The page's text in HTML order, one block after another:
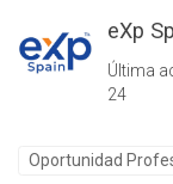
eXp
Última
24
Oportunidad